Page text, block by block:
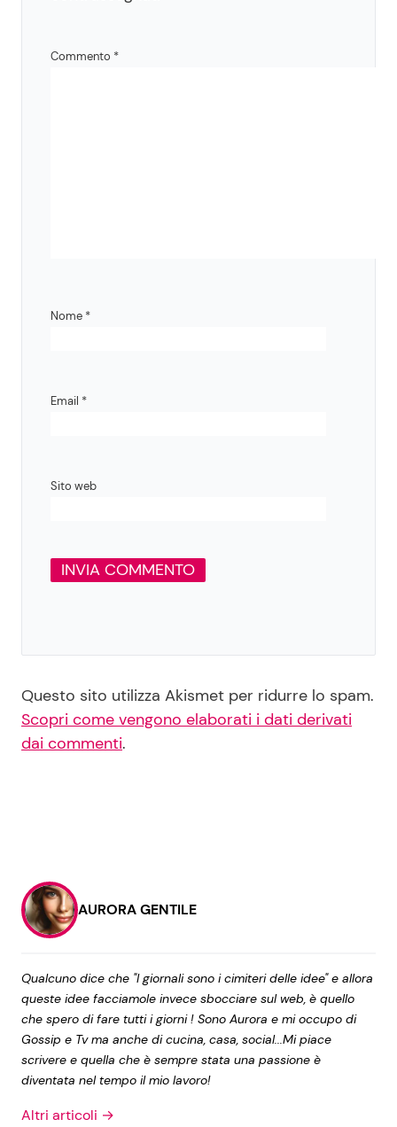
Commento *
Nome *
Email *
Sito web
Questo sito utilizza Akismet per ridurre lo spam.
Scopri come vengono elaborati i dati derivati
dai commenti.
AURORA GENTILE
Qualcuno dice che "I giornali sono i cimiteri delle idee" e allora
queste idee facciamole invece sbocciare sul web, è quello
che spero di fare tutti i giorni ! Sono Aurora e mi occupo di
Gossip e Tv ma anche di cucina, casa, social...Mi piace
scrivere e quella che è sempre stata una passione è
diventata nel tempo il mio lavoro!
Altri articoli →